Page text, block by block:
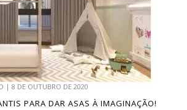
| 8 DE OUTUBRO DE 2020
PARA DAR ASAS À IMAGINAÇÃO!